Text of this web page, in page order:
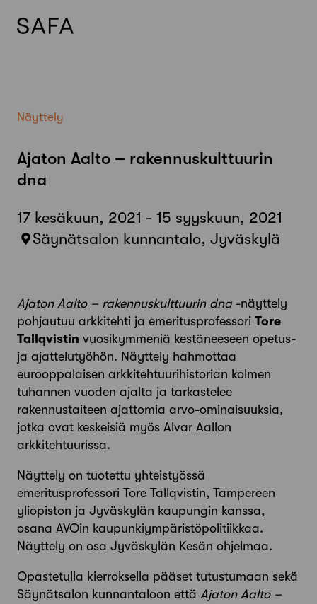
Näyttely
Ajaton Aalto – rakennuskulttuurin
dna
17 kesäkuun, 2021 - 15 syyskuun, 2021
Säynätsalon kunnantalo, Jyväskylä
Ajaton Aalto – rakennuskulttuurin dna -näyttely
pohjautuu arkkitehti ja emeritusprofessori Tore
Tallqvistin vuosikymmeniä kestäneeseen opetus-
ja ajattelutyöhön. Näyttely hahmottaa
eurooppalaisen arkkitehtuurihistorian kolmen
tuhannen vuoden ajalta ja tarkastelee
rakennustaiteen ajattomia arvo-ominaisuuksia,
jotka ovat keskeisiä myös Alvar Aallon
arkkitehtuurissa.
Näyttely on tuotettu yhteistyössä
emeritusprofessori Tore Tallqvistin, Tampereen
yliopiston ja Jyväskylän kaupungin kanssa,
osana AVOin kaupunkiympäristöpolitiikkaa.
Näyttely on osa Jyväskylän Kesän ohjelmaa.
Opastetulla kierroksella pääset tutustumaan sekä
Säynätsalon kunnantaloon että Ajaton Aalto –